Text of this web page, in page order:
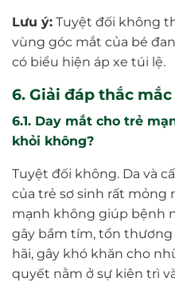
Lưu ý: Tuyệt đối không
vùng góc mắt của bé
có biểu hiện áp xe túi lệ.
6. Giải đáp thắc
6.1. Day mắt cho trẻ
khỏi không?
Tuyệt đối không. Da và
của trẻ sơ sinh rất mỏng
mạnh không giúp bệnh
gây bầm tím, tổn thương
hãi, gây khó khăn cho
quyết nằm ở sự kiên trì